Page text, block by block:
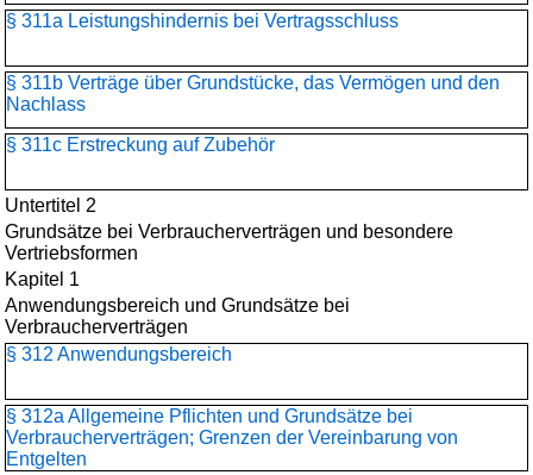
§ 311a Leistungshindernis bei Vertragsschluss
§ 311b Verträge über Grundstücke, das Vermögen und den
Nachlass
§ 311c Erstreckung auf Zubehör
Untertitel 2
Grundsätze bei Verbraucherverträgen und besondere
Vertriebsformen
Kapitel 1
Anwendungsbereich und Grundsätze bei
Verbraucherverträgen
§ 312 Anwendungsbereich
§ 312a Allgemeine Pflichten und Grundsätze bei
Verbraucherverträgen; Grenzen der Vereinbarung von
Entgelten